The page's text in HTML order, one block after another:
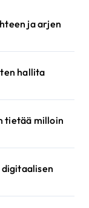
ja arjen
hallita
tietää milloin